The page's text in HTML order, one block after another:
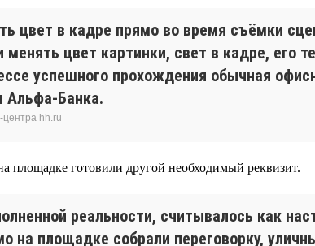
цвет в кадре прямо во время съёмки
цвет картинки, свет в кадре, его
успешного прохождения обычная
Альфа-Банка.
центра hh.ru
площадке готовили другой необходимый реквизит.
реальности, считывалось как
на площадке собрали переговорку,